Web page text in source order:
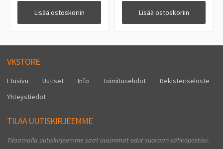
Lisää ostoskoriin Lisää ostoskoriin
VKSTORE
Etusivu Uutiset Info Toimitusehdot
Rekisteriseloste
Yhteystiedot
TILAA UUTISKIRJEEMME
Tilaamalla uutiskirjeemme saat uusimmat edut suoraan sähköpostiisi.